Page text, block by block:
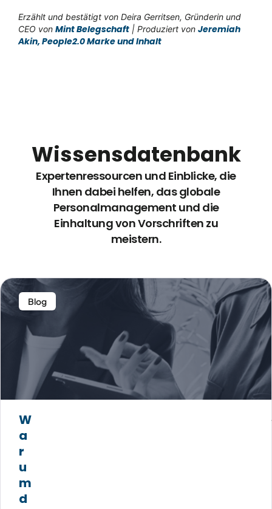
Erzählt und bestätigt von Deira Gerritsen, Gründerin und
CEO von Mint Belegschaft | Produziert von Jeremiah
Akin, People2.0 Marke und Inhalt
Wissensdatenbank
Expertenressourcen und Einblicke, die
Ihnen dabei helfen, das globale
Personalmanagement und die
Einhaltung von Vorschriften zu
meistern.
Blog
W
a
r
u
m
d